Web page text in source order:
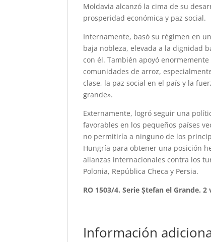
Moldavia alcanzó la cima de su
prosperidad económica y paz social.
Internamente, basó su régimen en
baja nobleza, elevada a la dignidad
con él. También apoyó
comunidades de arroz,
clase, la paz social en el país y la
grande».
Externamente, logró seguir una
favorables en los pequeños países
no permitiría a ninguno de los
Hungría para obtener una posición
alianzas internacionales contra los
Polonia, República Checa y Persia.
RO 1503/4. Serie Ștefan el Grande.
Información